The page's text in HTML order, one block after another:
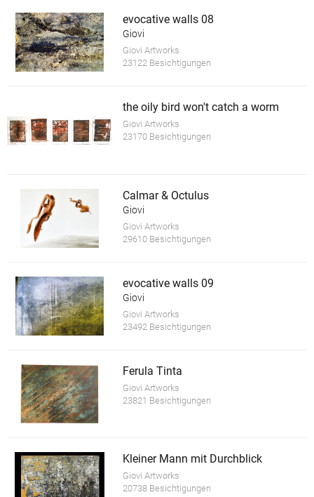
evocative walls 08
Giovi
Giovi Artworks
23122 Besichtigungen
the oily bird won't catch a worm
Giovi Artworks
23170 Besichtigungen
Calmar & Octulus
Giovi
Giovi Artworks
29610 Besichtigungen
evocative walls 09
Giovi
Giovi Artworks
23492 Besichtigungen
Ferula Tinta
Giovi Artworks
23821 Besichtigungen
Kleiner Mann mit Durchblick
Giovi Artworks
20738 Besichtigungen